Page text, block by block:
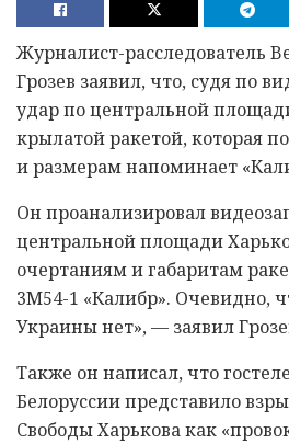
Журналист-расследователь
Грозев заявил, что, судя по
удар по центральной
крылатой ракетой, которая
и размерам напоминает
Он проанализировал
центральной площади
очертаниям и габаритам
3М54-1 «Калибр». Очевидно,
Украины нет», — заявил
Также он написал, что
Белоруссии представило
Свободы Харькова как